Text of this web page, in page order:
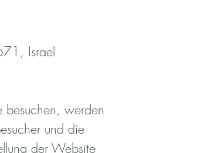
Israel
besuchen, werden
und die
der Website